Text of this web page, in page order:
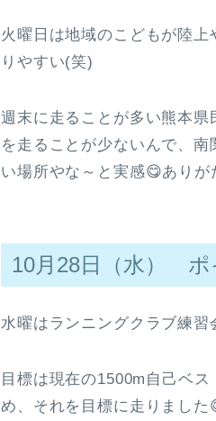
火曜日は地域のこどもが陸
りやすい(笑)
週末に走ることが多い熊本
を走ることが少ないんで、
い場所やな～と実感😋ありが
10月28日（水） ポ
水曜はランニングクラブ練習
目標は現在の1500m自己ベ
め、それを目標に走りました